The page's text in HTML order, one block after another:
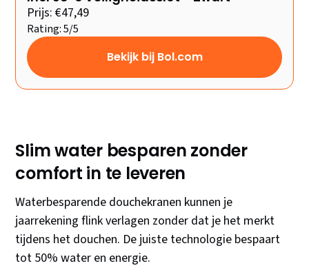
Prijs: €47,49
Rating: 5/5
Bekijk bij Bol.com
Slim water besparen zonder
comfort in te leveren
Waterbesparende douchekranen kunnen je
jaarrekening flink verlagen zonder dat je het merkt
tijdens het douchen. De juiste technologie bespaart
tot 50% water en energie.